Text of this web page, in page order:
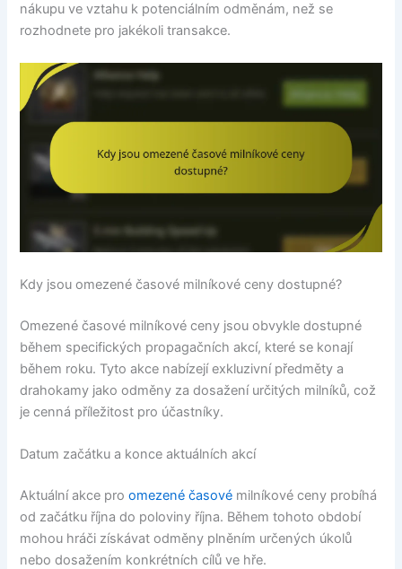
nákupu ve vztahu k potenciálním odměnám, než se
rozhodnete pro jakékoli transakce.
Kdy jsou omezené časové milníkové ceny dostupné?
Omezené časové milníkové ceny jsou obvykle dostupné
během specifických propagačních akcí, které se konají
během roku. Tyto akce nabízejí exkluzivní předměty a
drahokamy jako odměny za dosažení určitých milníků, což
je cenná příležitost pro účastníky.
Datum začátku a konce aktuálních akcí
Aktuální akce proomezené časové milníkové ceny probíhá
od začátku října do poloviny října. Během tohoto období
mohou hráči získávat odměny plněním určených úkolů
nebo dosažením konkrétních cílů ve hře.